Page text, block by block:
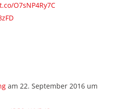
O7sNP4Ry7C
am 22. September 2016 um